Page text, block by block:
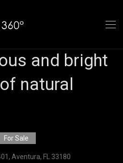
and bright
natural
For Sale
Aventura, FL 33180